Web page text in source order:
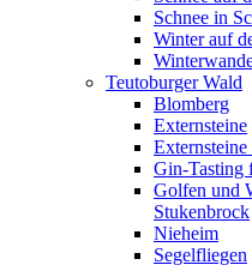
Schnee in
Winter auf
Teutoburger Wald
Blomberg
Externsteine
Externsteine
Gin-Tasting
Golfen und
Stukenbrock
Nieheim
Segelfliegen